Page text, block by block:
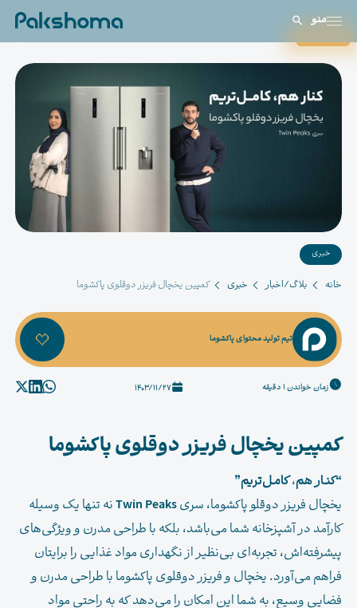
منو
بستن
خبری
خانه بلاگ/اخبار خبری کمپین یخچال فریزر دوقلوی پاکشوما
تیم تولید محتوای پاکشوما
1403/11/27 زمان خواندن 1 دقیقه
کمپین یخچال فریزر دوقلوی پاکشوما
“کنـار هم،کامـل‌تریم”
یخچال فریزر دوقلو پاکشوما، سریTwin Peaksنه تنها یک وسیله
کارآمد در آشپزخانه شما می‌باشد، بلکه با طراحی مدرن و ویژگی‌های
پیشرفته‌اش، تجربه‌ای بی‌نظیر از نگهداری مواد غذایی را برایتان
فراهم می‌آورد. یخچال و فریزر دوقلوی پاکشوما با طراحی مدرن و
فضایی وسیع، به شما این امکان را می‌دهد که به راحتی مواد